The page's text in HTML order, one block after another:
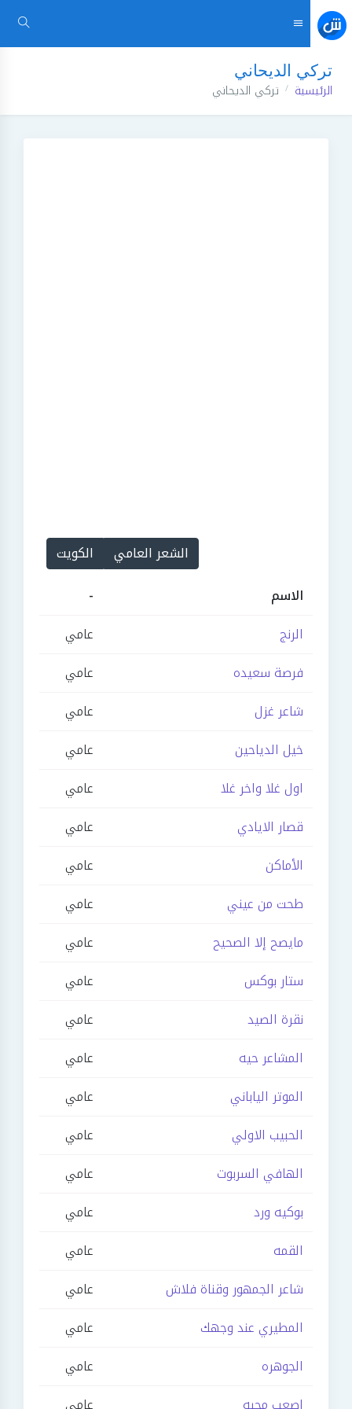
تركي الديحاني
الرئيسية تركي الديحاني
الشعر العامي
الكويت
الاسم
-
الرنج
عامي
فرصة سعيده
عامي
شاعر غزل
عامي
خيل الدياحين
عامي
اول غلا واخر غلا
عامي
قصار الايادي
عامي
الأماكن
عامي
طحت من عيني
عامي
مايصح إلا الصحيح
عامي
ستار بوكس
عامي
نقرة الصيد
عامي
المشاعر حيه
عامي
الموتر الياباني
عامي
الحبيب الاولي
عامي
الهافي السربوت
عامي
بوكيه ورد
عامي
القمه
عامي
شاعر الجمهور وقناة فلاش
عامي
المطيري عند وجهك
عامي
الجوهره
عامي